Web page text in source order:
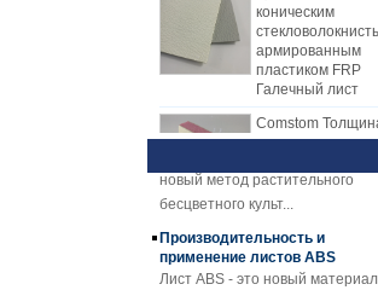
армированным
пластиком FRP
Галечный лист
Comstom Толщина
Белый Черный
Наружные
GRP панели FRP
армированная
пластмасса FRP
PU
материалов сердечника, такие
материал ячеистого сота PP,
материал ядра XPS, материал
PU-сердечника и т. Д.
используют производственную
линию для производства листа
FRP. Лист механизма FRP
постепенно заменяет лист
ручной кладки. Лист механизма
FRP имеет много преимуществ
механизма FRP имеет
стабильное качество и
Экономичная, аккуратная и
блестящая поверхность.
Обзор технологии и
преимуществ гидропоники
1) Обзор
гидропоникиГидропоника - это
бесцветного культ...
Производительность и
применение листов ABS
Лист ABS - это новый материал
индустрии листового пластика.